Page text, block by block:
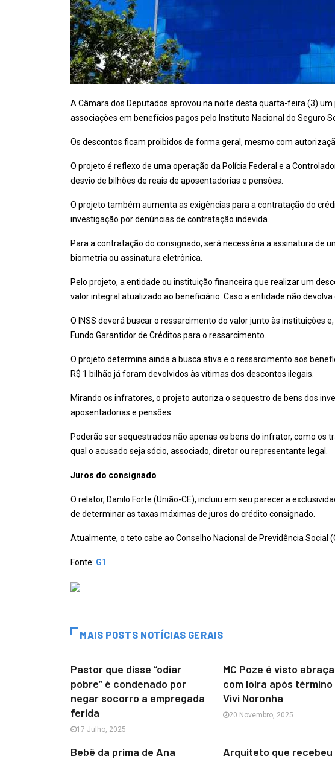
A Câmara dos Deputados aprovou na noite desta quarta-feira (3)
associações em benefícios pagos pelo Instituto Nacional do Seguro
Os descontos ficam proibidos de forma geral, mesmo com
O projeto é reflexo de uma operação da Polícia Federal e a
desvio de bilhões de reais de aposentadorias e pensões.
O projeto também aumenta as exigências para a contratação do
investigação por denúncias de contratação indevida.
Para a contratação do consignado, será necessária a assinatura de
biometria ou assinatura eletrônica.
Pelo projeto, a entidade ou instituição financeira que realizar um
valor integral atualizado ao beneficiário. Caso a entidade não devolva
O INSS deverá buscar o ressarcimento do valor junto às instituições
Fundo Garantidor de Créditos para o ressarcimento.
O projeto determina ainda a busca ativa e o ressarcimento aos
R$ 1 bilhão já foram devolvidos às vítimas dos descontos ilegais.
Mirando os infratores, o projeto autoriza o sequestro de bens dos
aposentadorias e pensões.
Poderão ser sequestrados não apenas os bens do infrator, como os
qual o acusado seja sócio, associado, diretor ou representante legal.
Juros do consignado
O relator, Danilo Forte (União-CE), incluiu em seu parecer a
de determinar as taxas máximas de juros do crédito consignado.
Atualmente, o teto cabe ao Conselho Nacional de Previdência Social
Fonte: G1
MAIS POSTS NOTÍCIAS GERAIS
Pastor que disse “odiar
pobre” é condenado por
negar socorro a empregada
ferida
17 Julho, 2025
MC Poze é visto
com loira após término
Vivi Noronha
20 Novembro, 2025
Bebê da prima de Ana
Arquiteto que recebeu